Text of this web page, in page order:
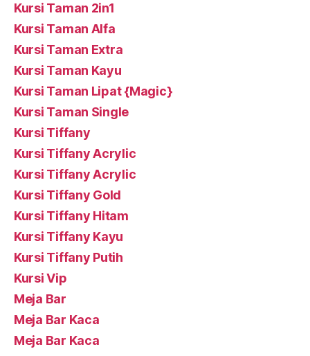
Kursi Taman 2in1
Kursi Taman Alfa
Kursi Taman Extra
Kursi Taman Kayu
Kursi Taman Lipat {Magic}
Kursi Taman Single
Kursi Tiffany
Kursi Tiffany Acrylic
Kursi Tiffany Acrylic
Kursi Tiffany Gold
Kursi Tiffany Hitam
Kursi Tiffany Kayu
Kursi Tiffany Putih
Kursi Vip
Meja Bar
Meja Bar Kaca
Meja Bar Kaca